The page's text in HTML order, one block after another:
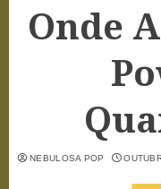
Onde
NEBULOSA POP